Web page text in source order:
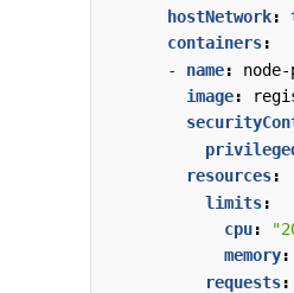
hostNetwork:
containers:
- name:
image:
resources:
limits:
cpu:
memory:
requests: